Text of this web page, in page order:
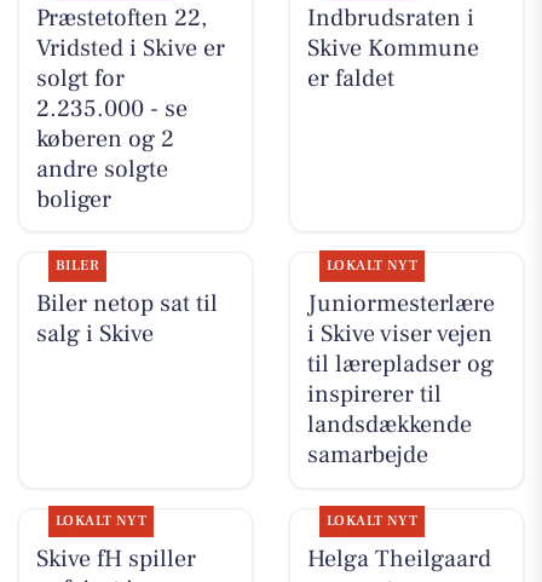
Præstetoften 22,
Vridsted i Skive er
solgt for
2.235.000 - se
køberen og 2
andre solgte
boliger
Indbrudsraten i
Skive Kommune
er faldet
BILER
Biler netop sat til
salg i Skive
LOKALT NYT
Juniormesterlære
i Skive viser vejen
til lærepladser og
inspirerer til
landsdækkende
samarbejde
LOKALT NYT
Skive fH spiller
LOKALT NYT
Helga Theilgaard